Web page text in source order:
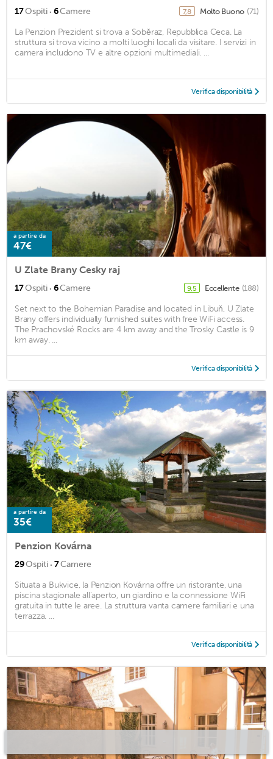
17Ospiti · 6Camere 7,8 Molto Buono (71)
La Penzion Prezident si trova a Soběraz, Repubblica Ceca. La
struttura si trova vicino a molti luoghi locali da visitare. I servizi in
camera includono TV e altre opzioni multimediali. ...
Verifica disponibilità
a partire da
47€
U Zlate Brany Cesky raj
17Ospiti · 6Camere 9,5 Eccellente (188)
Set next to the Bohemian Paradise and located in Libuň, U Zlate
Brany offers individually furnished suites with free WiFi access.
The Prachovské Rocks are 4 km away and the Trosky Castle is 9
km away. ...
Verifica disponibilità
a partire da
35€
Penzion Kovárna
29Ospiti · 7Camere
Situata a Bukvice, la Penzion Kovárna offre un ristorante, una
piscina stagionale all'aperto, un giardino e la connessione WiFi
gratuita in tutte le aree. La struttura vanta camere familiari e una
terrazza. ...
Verifica disponibilità